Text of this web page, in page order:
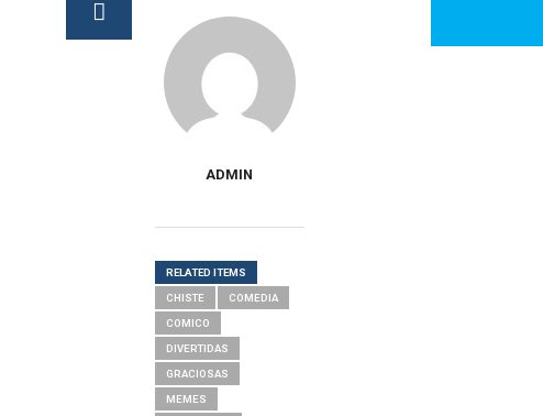
ADMIN
RELATED ITEMS
CHISTE COMEDIA
COMICO
DIVERTIDAS
GRACIOSAS
MEMES